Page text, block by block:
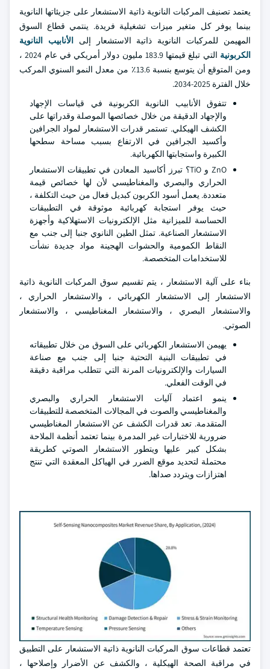
يعتمد تصنيف المركبات النانوية ذاتية الاستشعار على جزيئاتها النانوية
بينما يوفر كل متغير ميزات تشغيلية فريدة. ينتمي قطاع السوق
المهيمن للمركبات النانوية ذاتية الاستشعار إلىالأنابيب النانوية
الكربونية
التي تبلغ قيمتها 183.9 مليون دولار أمريكي في عام 2024 ،
ومن المتوقع أن يتوسع بنسبة 13.6٪ من معدل النمو السنوي المركب
خلال الفترة 2025-2034.
تتفوق الأنابيب النانوية الكربونية في قياسات الإجهاد
والإجهاد الدقيقة من خلال خصائصها الموصلة وقدراتها على
الكشف الهيكلي. تستمر قدرات الاستشعار لمواد الجرافين
وأكسيد الجرافين في الارتفاع بسبب مساحة سطحها
الكبيرة واستجابتها الكهربائية.
ZnO و TiO؟ تبرز أكاسيد المعادن في تطبيقات الاستشعار
الحراري والبصري والمغناطيسي لأن لها خصائص قيمة
متعددة. يعمل أسود الكربون كبديل فعال من حيث التكلفة ،
حيث يوفر استجابة كهربائية موثوقة في التطبيقات
الحساسة للميزانية مثل الإلكترونيات الاستهلاكية وأجهزة
الاستشعار الصناعية. تمثل الطين النانوي جنبا إلى جنب مع
النقاط الكمومية والحشوات الهجينة مواد جديدة نشأت
للاستخدامات المتخصصة.
بناء على آلية الاستشعار ، يتم تقسيم سوق المركبات النانوية ذاتية
الاستشعار إلى الاستشعار الكهربائي ، والاستشعار الحراري ،
والاستشعار البصري ، والاستشعار المغناطيسي ، والاستشعار
الصوتي.
يهيمن الاستشعار الكهربائي على السوق من خلال تطبيقاته
في تطبيقات البنية التحتية جنبا إلى جنب مع صناعة
السيارات والإلكترونيات المرنة التي تتطلب مراقبة دقيقة
في الوقت الفعلي.
ينمو اعتماد آليات الاستشعار الحراري والبصري
والمغناطيسي والصوت في المجالات المتخصصة للتطبيقات
المتقدمة. تعد قدرات الكشف عن الاستشعار المغناطيسي
ضرورية للاختبارات غير المدمرة بينما تعتمد أنظمة الملاحة
بشكل كبير عليها ويتطور الاستشعار الصوتي كطريقة
محتملة لتحديد موقع الضرر في الهياكل المعقدة التي تنتج
اهتزازات ويتردد صداها.
تعتمد قطاعات سوق المركبات النانوية ذاتية الاستشعار على التطبيق
في مراقبة الصحة الهيكلية ، والكشف عن الأضرار وإصلاحها ،